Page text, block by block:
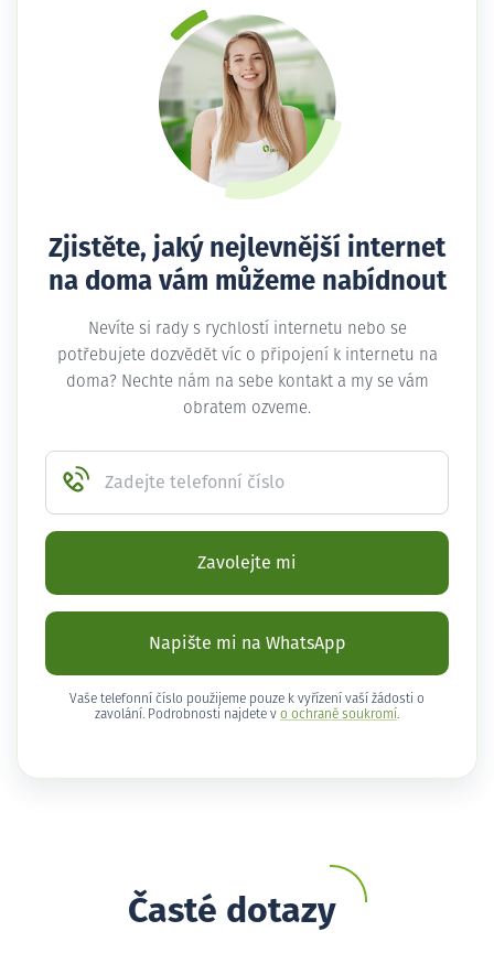
Zjistěte, jaký nejlevnější internet
na doma vám můžeme nabídnout
Nevíte si rady s rychlostí internetu nebo se
potřebujete dozvědět víc o připojení k internetu na
doma? Nechte nám na sebe kontakt a my se vám
obratem ozveme.
Zadejte telefonní číslo
Zavolejte mi
Napište mi na WhatsApp
Vaše telefonní číslo použijeme pouze k vyřízení vaší žádosti o
zavolání. Podrobnosti najdete v o ochraně soukromí .
Časté dotazy